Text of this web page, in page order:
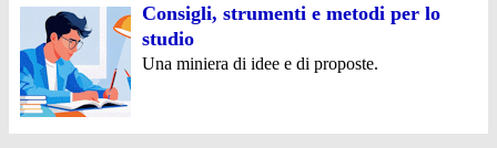
Consigli, strumenti e metodi per lo
studio
Una miniera di idee e di proposte.